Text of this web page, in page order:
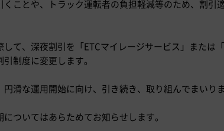
くことや、トラック運転者の負担軽減等のため、割引
して、深夜割引を「ETCマイレージサービス」または
制度に変更します。
滑な運用開始に向け、引き続き、取り組んでまいりま
ついてはあらためてお知らせします。